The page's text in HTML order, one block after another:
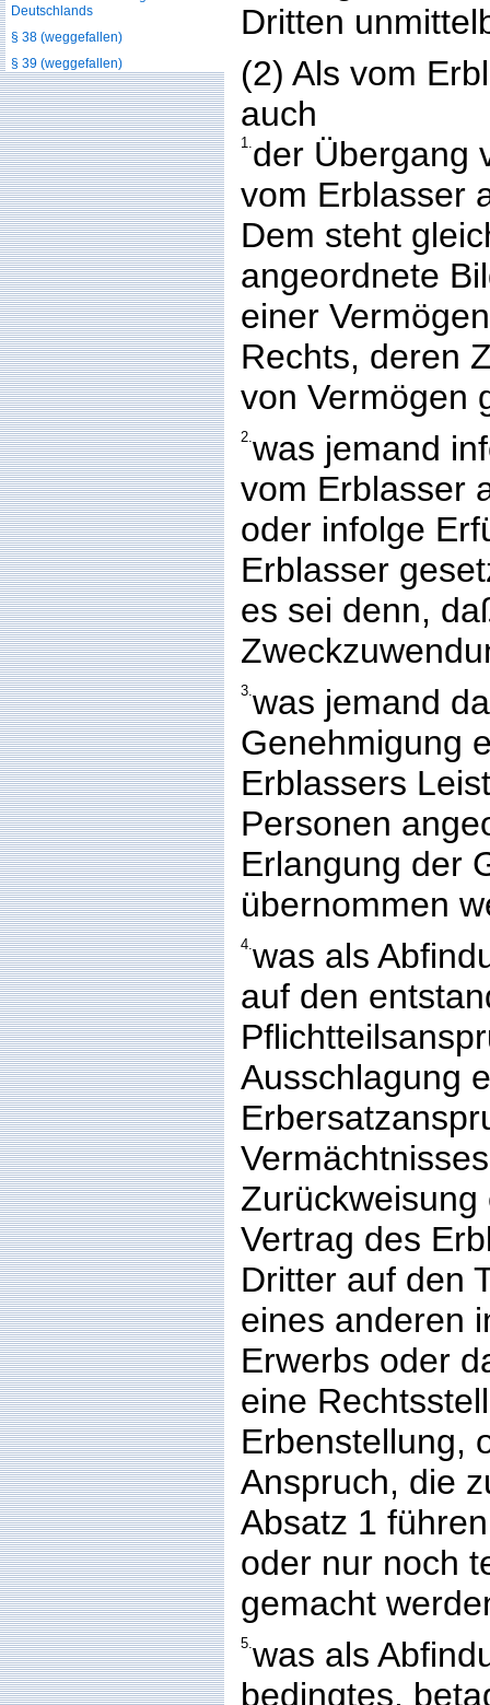
Dritten
(2) Als vom
auch
1.der Übergang
vom Erblasser
Dem steht
angeordnete
einer
Rechts, deren
von Vermögen
2.was jemand
vom Erblasser
oder infolge
Erblasser
es sei denn,
3.was jemand
Genehmigung
Erblassers
Personen
Erlangung der
übernommen
4.was als
auf den
Ausschlagung
Vertrag des
Dritter auf den
eines anderen
Erwerbs oder
eine
Erbenstellung,
Anspruch, die
Absatz 1
oder nur noch
gemacht
5.was als
bedingtes,
Deutschlands
§ 38 (weggefallen)
§ 39 (weggefallen)